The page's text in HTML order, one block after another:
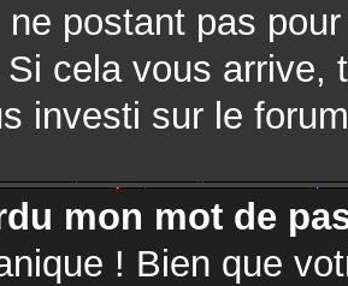
ne postant pas
cela vous arrive,
investi sur le
mon mot de
! Bien que